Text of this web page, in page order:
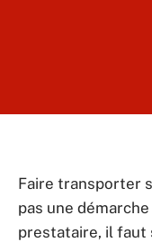
Faire transporter
pas une
prestataire, il faut